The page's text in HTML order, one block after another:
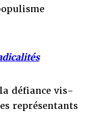
défiance vis-
représentants